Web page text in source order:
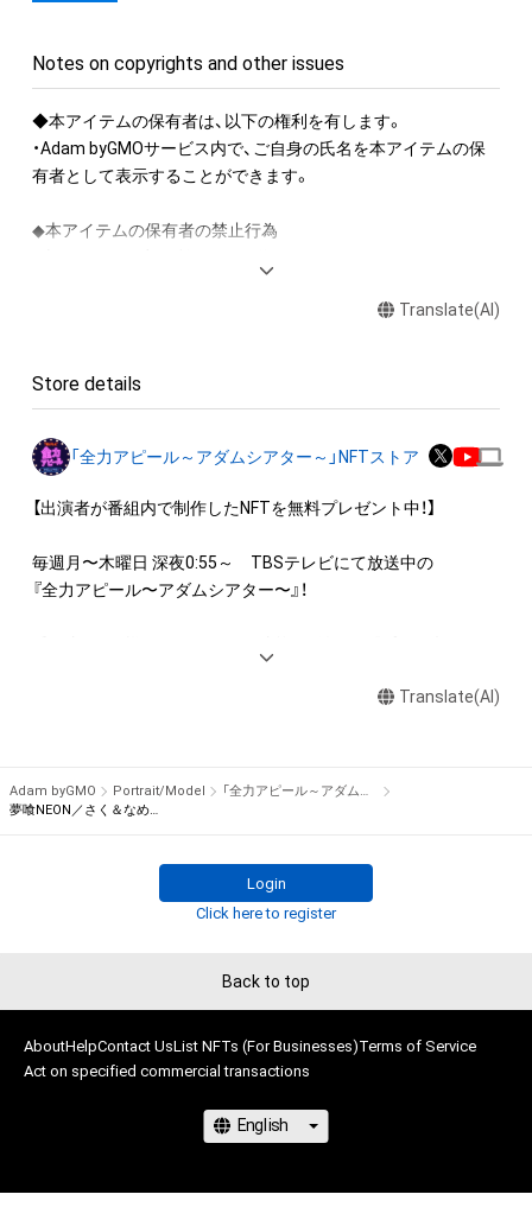
Notes on copyrights and other issues
◆本アイテムの保有者は、以下の権利を有します。
・Adam byGMOサービス内で、ご自身の氏名を本アイテムの保
有者として表示することができます。
◆本アイテムの保有者の禁止行為
◆本アイテムに関する注意事項
ロゴ等を含みますがこれらに限られません。)にかかる知的財産
権(著作権、特許権、実用新案権、商標権、意匠権その他の知的財
産権(それらの権利を取得し、又はそれらの権利につき登録等を
作権を有する方、著作隣接権の権利者またはその管理委託を受
けている者によって保護されています。そのため、本アイテム
・本アイテムの著作権を有する方、著作隣接権の権利者またはそ
の管理委託を受けている者からの事前の同意なしに、上記の「本
せん。)を行うことはできません。
であると判断した場合、利用をお断りさせていただきます。
Translate(AI)
Store details
「全力アピール～アダムシアター～」NFTストア
【出演者が番組内で制作したNFTを無料プレゼント中！】
毎週月〜木曜日 深夜0:55～　TBSテレビにて放送中の
『全力アピール〜アダムシアター〜』！
パフォーマンスや特技を、魂を込めて全力アピール！
※本ストア内で出品されるNFTは、Adam byGMOの認定代理店
株式会社MediBangを介して出品手続きをしており、
TBSテレビおよび番組は、NFTの出品に関わる手続き・権利には
Translate(AI)
Adam byGMO Portrait/Model
「全力アピール～アダムシアター～」NFTストア
夢喰NEON／さく＆なめのサイン入り“女装”写真
Login
Click here to register
Back to top
AboutHelpContact UsList NFTs (For Businesses)Terms of Service
Act on specified commercial transactions